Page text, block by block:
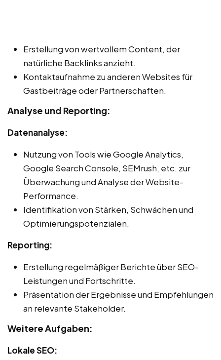
Erstellung von wertvollem Content, der
natürliche Backlinks anzieht.
Kontaktaufnahme zu anderen Websites für
Gastbeiträge oder Partnerschaften.
Analyse und Reporting:
Datenanalyse:
Nutzung von Tools wie Google Analytics,
Google Search Console, SEMrush, etc. zur
Überwachung und Analyse der Website-
Performance.
Identifikation von Stärken, Schwächen und
Optimierungspotenzialen.
Reporting:
Erstellung regelmäßiger Berichte über SEO-
Leistungen und Fortschritte.
Präsentation der Ergebnisse und Empfehlungen
an relevante Stakeholder.
Weitere Aufgaben:
Lokale SEO: